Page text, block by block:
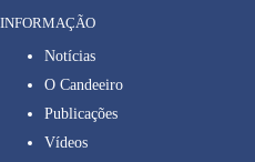
INFORMAÇÃO
Notícias
O Candeeiro
Publicações
Vídeos